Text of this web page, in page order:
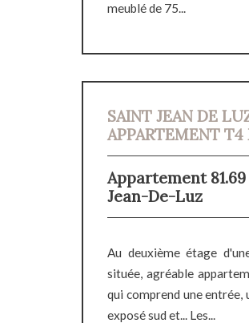
meublé de 75...
SAINT JEAN DE
APPARTEMENT
Appartement
Jean-De-Luz
Au deuxième étage
située, agréable
qui comprend une
exposé sud et... Les...